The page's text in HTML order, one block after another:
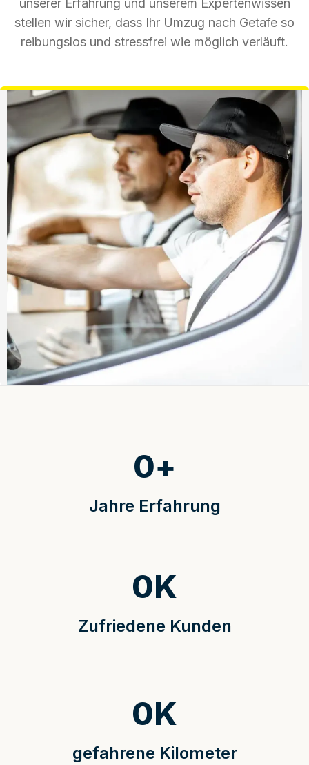
unserer Erfahrung und unserem Expertenwissen
stellen wir sicher, dass Ihr Umzug nach Getafe so
reibungslos und stressfrei wie möglich verläuft.
Jahre Erfahrung
0+
Zufriedene Kunden
0K
gefahrene Kilometer
0K